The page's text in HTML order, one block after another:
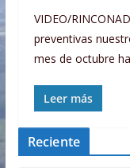
VIDEO/
preventivas
mes de octubre
Leer más
Reciente